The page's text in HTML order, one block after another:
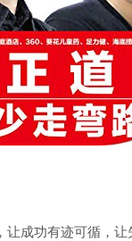
成功有迹可循，